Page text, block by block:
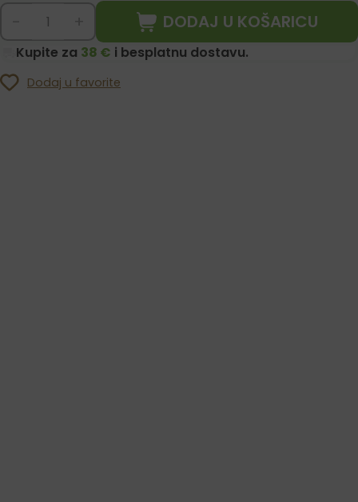
DODAJ U KOŠARICU
Kupite za 38 € i besplatnu dostavu.
Dodaj u favorite